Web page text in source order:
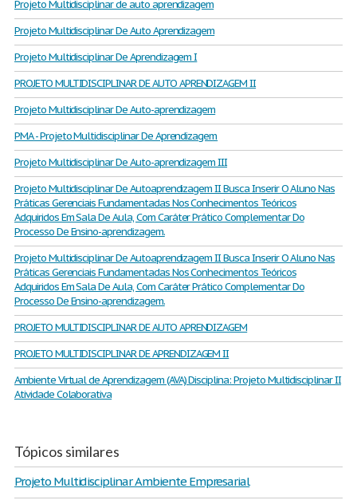
Projeto Multidisciplinar de auto aprendizagem
Projeto Multidisciplinar De Auto Aprendizagem
Projeto Multidisciplinar De Aprendizagem I
PROJETO MULTIDISCIPLINAR DE AUTO APRENDIZAGEM II
Projeto Multidisciplinar De Auto-aprendizagem
PMA - Projeto Multidisciplinar De Aprendizagem
Projeto Multidisciplinar De Auto-aprendizagem III
Projeto Multidisciplinar De Autoaprendizagem II Busca Inserir O Aluno Nas
Práticas Gerenciais Fundamentadas Nos Conhecimentos Teóricos
Adquiridos Em Sala De Aula, Com Caráter Prático Complementar Do
Processo De Ensino-aprendizagem.
Projeto Multidisciplinar De Autoaprendizagem II Busca Inserir O Aluno Nas
Práticas Gerenciais Fundamentadas Nos Conhecimentos Teóricos
Adquiridos Em Sala De Aula, Com Caráter Prático Complementar Do
Processo De Ensino-aprendizagem.
PROJETO MULTIDISCIPLINAR DE AUTO APRENDIZAGEM
PROJETO MULTIDISCIPLINAR DE APRENDIZAGEM II
Ambiente Virtual de Aprendizagem (AVA) Disciplina: Projeto Multidisciplinar II
Atividade Colaborativa
Tópicos similares
Projeto Multidisciplinar Ambiente Empresarial